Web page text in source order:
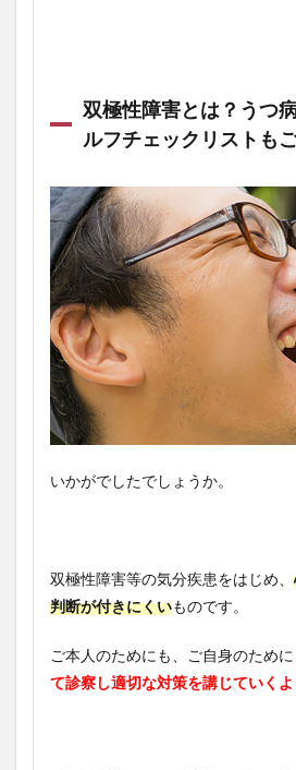
双極性障害とは？うつ
ルフチェックリストも
いかがでしたでしょうか。
双極性障害等の気分疾患をはじめ、
判断が付きにくいものです。
ご本人のためにも、ご自身のために
て診察し適切な対策を講じていく